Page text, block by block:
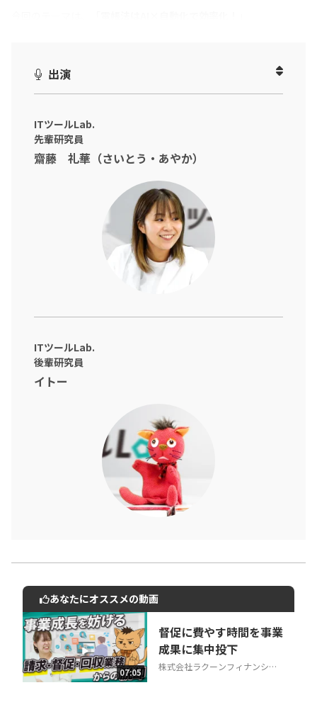
電帳法対応に多くの手間と工数を取られているご担当者も多いと
その課題、マルっと解決できるツールがあるんです！
本動画では、ITツールLab.の先輩・後輩研究員が実際に、煩雑な
電帳法対応の手間も大幅削減できる『楽楽電子保存』を使って
電子も紙もまとめて一元管理・保存できる様子をご紹介します。
出演
ITツールLab.
先輩研究員
齋藤 礼華（さいとう・あやか）
ITツールLab.
後輩研究員
イトー
動画でご紹介しているサービスについて
お気軽にご相談・ご質問いただけます！
30秒でお申し込み可能
相談を希望する 無料
あなたにオススメの動画
07:05
督促に費やす時間を事業
成果に集中投下
株式会社ラクーンフィナンシャ